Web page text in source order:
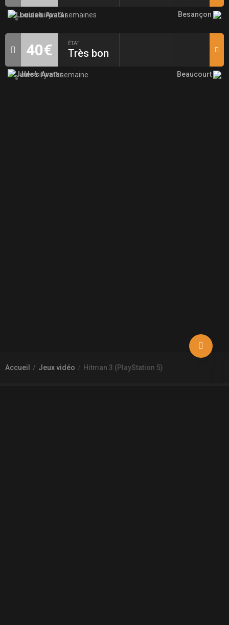
Louiseil y a 3 semaines Besançon
40€ ÉTAT
Très bon
Julesil y a 1 semaine Beaucourt
Accueil Jeux vidéo Hitman 3 (PlayStation 5)